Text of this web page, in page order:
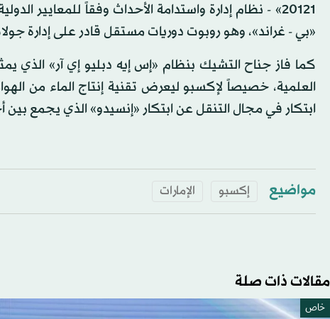
20121» - نظام إدارة واستدامة الأحداث وفقاً
«بي - غراند»، وهو روبوت دوريات مستقل قادر على إدارة
كما فاز جناح التشيك بنظام «إس إيه دبليو إي آر»
العلمية، خصيصاً لإكسبو ليعرض تقنية إنتاج الماء من
ابتكار في مجال التنقل عن ابتكار «إنسيدو» الذي يجمع
مواضيع إكسبو الإمارات
مقالات ذات صلة
خاص